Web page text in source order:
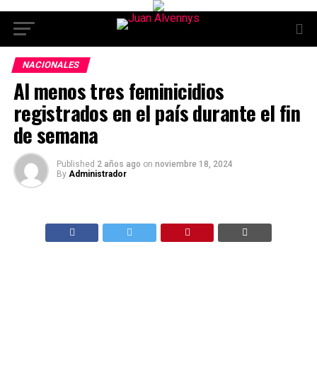
NACIONALES
Al menos tres feminicidios
registrados en el país durante el fin
de semana
Published 2 años ago on noviembre 18, 2024
By Administrador